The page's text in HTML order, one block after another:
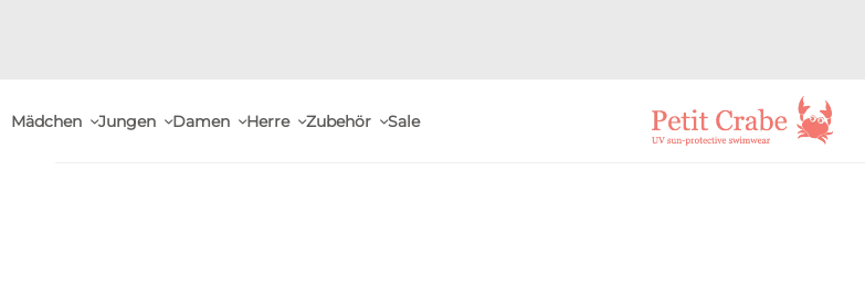
Mädchen Jungen Damen Herre Zubehör Sale